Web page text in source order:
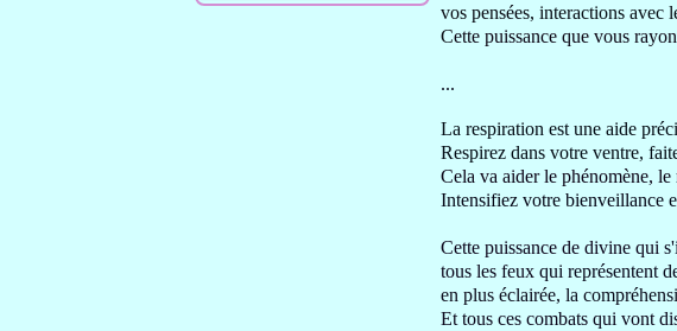
vos pensées, interactions avec
Cette puissance que vous
...
La respiration est une aide
Respirez dans votre ventre,
Cela va aider le phénomène,
Intensifiez votre bienveillance
Cette puissance de divine qui
tous les feux qui représentent
en plus éclairée, la
Et tous ces combats qui vont